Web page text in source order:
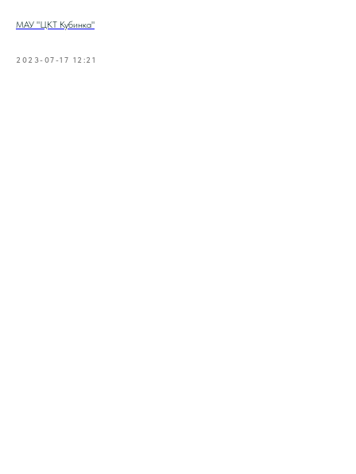
МАУ "ЦКТ Кубинка"
2023-07-17 12:21